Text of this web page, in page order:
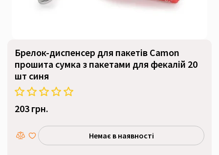
Брелок-диспенсер для пакетів Camon
прошита сумка з пакетами для фекалій 20
шт синя
203 грн.
Немає в наявності